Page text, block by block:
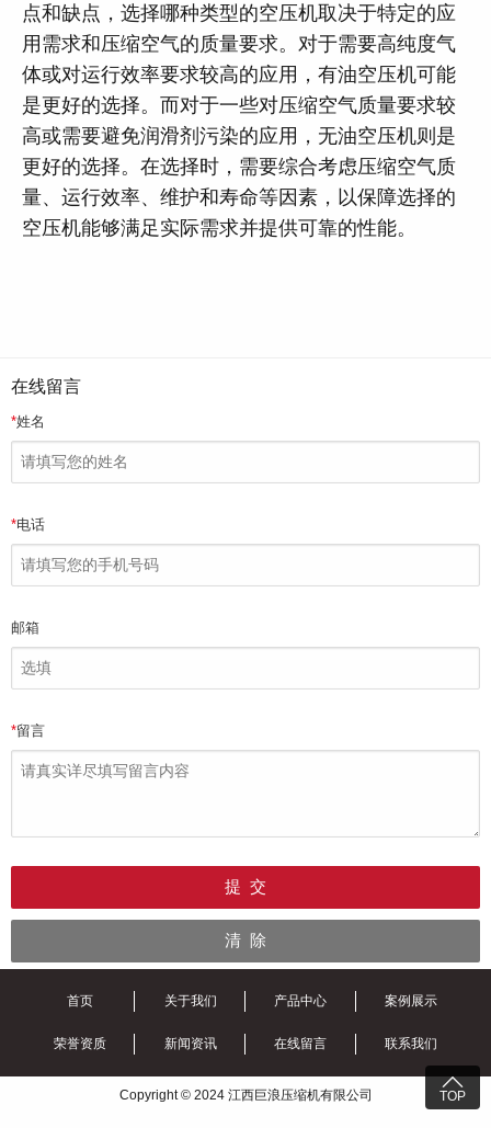
点和缺点，选择哪种类型的空压机取决于特定的应
用需求和压缩空气的质量要求。对于需要高纯度气
体或对运行效率要求较高的应用，有油空压机可能
是更好的选择。而对于一些对压缩空气质量要求较
高或需要避免润滑剂污染的应用，无油空压机则是
更好的选择。在选择时，需要综合考虑压缩空气质
量、运行效率、维护和寿命等因素，以保障选择的
空压机能够满足实际需求并提供可靠的性能。
在线留言
*姓名
*电话
邮箱
*留言

TOP
首页 关于我们 产品中心 案例展示
荣誉资质 新闻资讯 在线留言 联系我们
Copyright © 2024 江西巨浪压缩机有限公司